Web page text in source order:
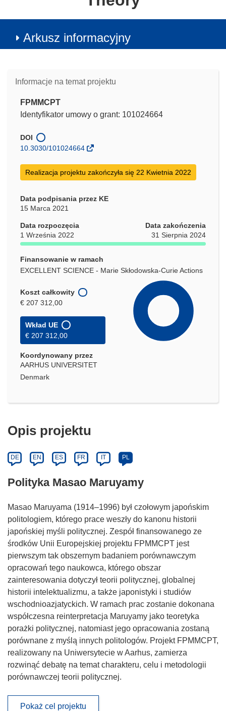
Arkusz informacyjny
Informacje na temat projektu
FPMMCPT
Identyfikator umowy o grant: 101024664
DOI
10.3030/101024664
Realizacja projektu zakończyła się 22 Kwietnia 2022
Data podpisania przez KE
15 Marca 2021
Data rozpoczęcia
1 Września 2022
Data zakończenia
31 Sierpnia 2024
Finansowanie w ramach
EXCELLENT SCIENCE - Marie Skłodowska-Curie Actions
Koszt całkowity
€ 207 312,00
Wkład UE
€ 207 312,00
Koordynowany przez
AARHUS UNIVERSITET
Denmark
Opis projektu
DE EN ES FR IT PL
Polityka Masao Maruyamy
Masao Maruyama (1914–1996) był czołowym japońskim
politologiem, którego prace weszły do kanonu historii
japońskiej myśli politycznej. Zespół finansowanego ze
środków Unii Europejskiej projektu FPMMCPT jest
pierwszym tak obszernym badaniem porównawczym
opracowań tego naukowca, którego obszar
zainteresowania dotyczył teorii politycznej, globalnej
historii intelektualizmu, a także japonistyki i studiów
wschodnioazjatyckich. W ramach prac zostanie dokonana
współczesna reinterpretacja Maruyamy jako teoretyka
porażki politycznej, natomiast jego opracowania zostaną
porównane z myślą innych politologów. Projekt FPMMCPT,
realizowany na Uniwersytecie w Aarhus, zamierza
rozwinąć debatę na temat charakteru, celu i metodologii
porównawczej teorii politycznej.
Pokaż cel projektu